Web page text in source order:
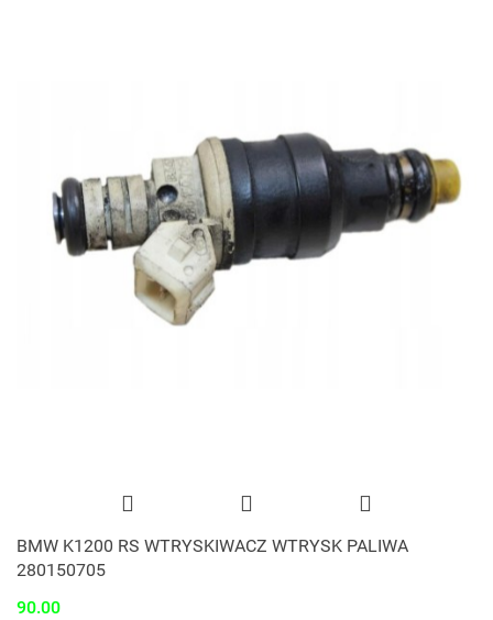
BMW K1200 RS WTRYSKIWACZ WTRYSK PALIWA
280150705
90.00